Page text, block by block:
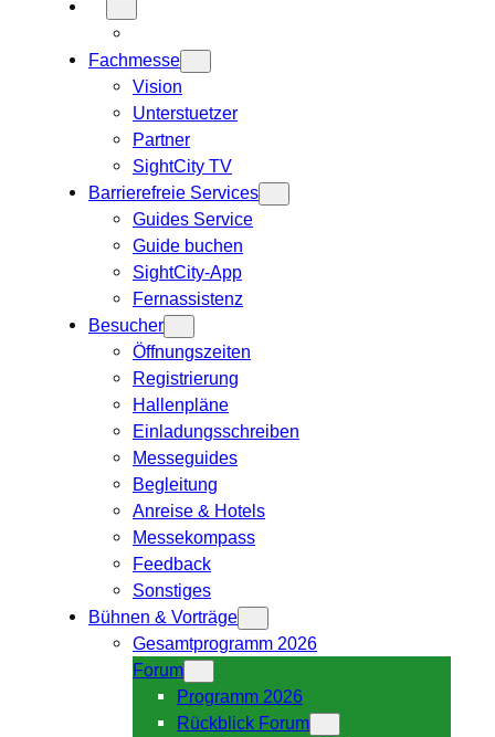
Fachmesse
Vision
Unterstuetzer
Partner
SightCity TV
Barrierefreie Services
Guides Service
Guide buchen
SightCity-App
Fernassistenz
Besucher
Öffnungszeiten
Registrierung
Hallenpläne
Einladungsschreiben
Messeguides
Begleitung
Anreise & Hotels
Messekompass
Feedback
Sonstiges
Bühnen & Vorträge
Gesamtprogramm 2026
Forum
Programm 2026
Rückblick Forum